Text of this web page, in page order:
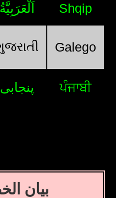
Shqip اَلْعَرَبِيَّةُ
Galego
ਪੰਜਾਬੀ پنجابی
بيان